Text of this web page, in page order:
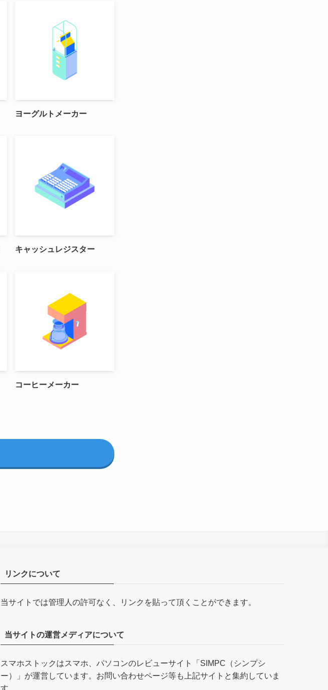
ヨーグルトメーカー
キャッシュレジスター
コーヒーメーカー
リンクについて
当サイトでは管理人の許可なく、リンクを貼って頂くことができます。
当サイトの運営メディアについて
スマホストックはスマホ、パソコンのレビューサイト「 SIMPC（シンプシ
ー）
」が運営しています。お問い合わせページ等も上記サイトと集約していま
す。